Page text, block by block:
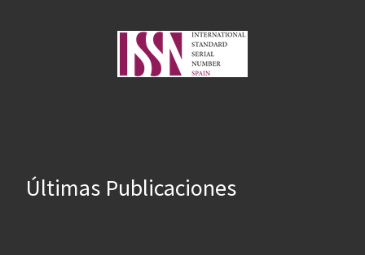
Últimas Publicaciones